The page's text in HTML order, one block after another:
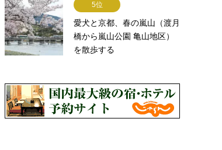
5位
愛犬と京都、春の嵐山（渡月
橋から嵐山公園 亀山地区）
を散歩する